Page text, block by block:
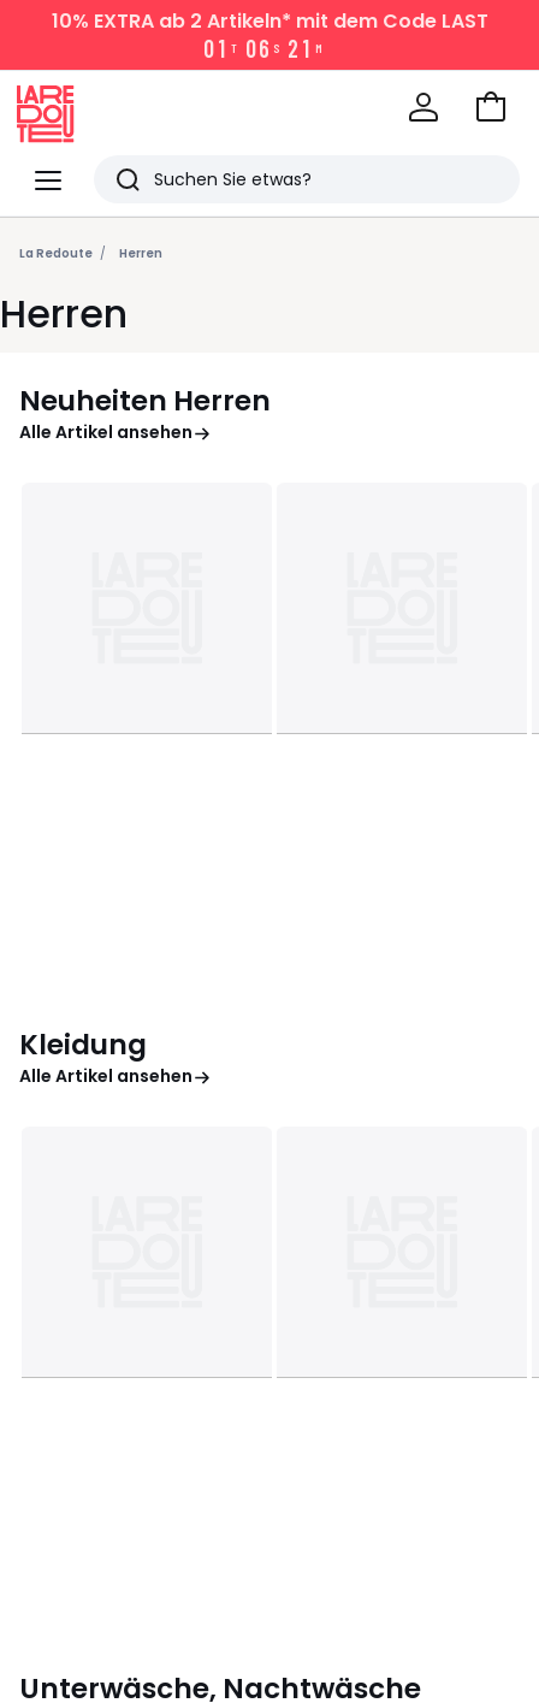
10% EXTRAab 2 Artikeln* mit dem Code LAST
01 T 06 S 2 1 M
Menü
Redoute
Suchen
Zuletzt
angesehen
Artikel
Zum
La Redoute Herren
Herren
Neuheiten Herren
Alle Artikel ansehen
Kleidung
Alle Artikel ansehen
Unterwäsche, Nachtwäsche